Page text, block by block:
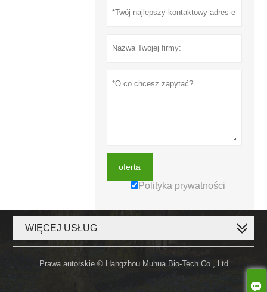

oferta
Polityka prywatności
WIĘCEJ USŁUG
Prawa autorskie © Hangzhou Muhua Bio-Tech Co., Ltd